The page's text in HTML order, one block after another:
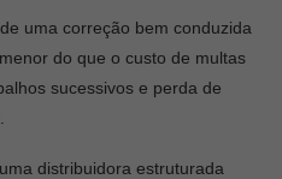
uma correção bem conduzida
do que o custo de multas
sucessivos e perda de
distribuidora estruturada